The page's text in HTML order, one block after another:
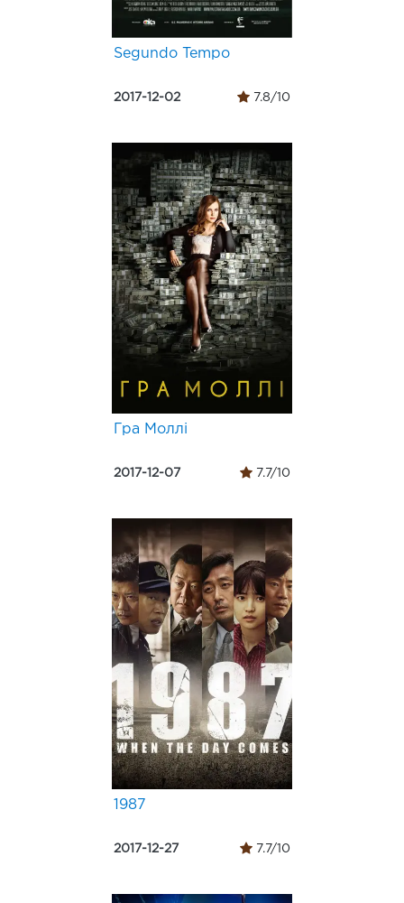
Segundo Tempo
2017-12-02 7.8/10
Гра Моллі
2017-12-07 7.7/10
1987
2017-12-27 7.7/10